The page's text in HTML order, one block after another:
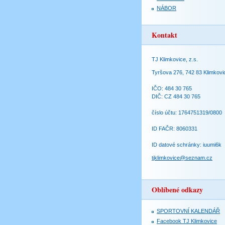
NÁBOR
Kontakt
TJ Klimkovice, z.s.
Tyršova 276, 742 83
IČO: 484 30 765
DIČ: CZ 484 30 765
číslo účtu: 1764751319/0800
ID FAČR: 8060331
ID datové schránky: iuumi6k
tjklimkovice@seznam.cz
Oblíbené odkazy
SPORTOVNÍ KALENDÁŘ
Facebook TJ Klimkovice